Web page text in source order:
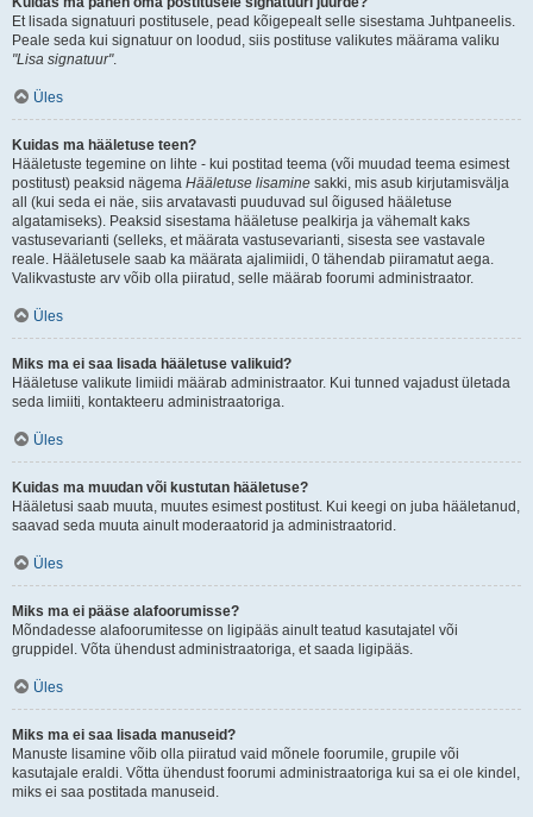
Et lisada signatuuri postitusele, pead kõigepealt selle sisestama Juhtpaneelis.
Peale seda kui signatuur on loodud, siis postituse valikutes määrama valiku
"Lisa signatuur".
Üles
Kuidas ma hääletuse teen?
Hääletuste tegemine on lihte - kui postitad teema (või muudad teema esimest
postitust) peaksid nägema Hääletuse lisamine sakki, mis asub kirjutamisvälja
all (kui seda ei näe, siis arvatavasti puuduvad sul õigused hääletuse
algatamiseks). Peaksid sisestama hääletuse pealkirja ja vähemalt kaks
vastusevarianti (selleks, et määrata vastusevarianti, sisesta see vastavale
reale. Hääletusele saab ka määrata ajalimiidi, 0 tähendab piiramatut aega.
Valikvastuste arv võib olla piiratud, selle määrab foorumi administraator.
Üles
Miks ma ei saa lisada hääletuse valikuid?
Hääletuse valikute limiidi määrab administraator. Kui tunned vajadust ületada
seda limiiti, kontakteeru administraatoriga.
Üles
Kuidas ma muudan või kustutan hääletuse?
Hääletusi saab muuta, muutes esimest postitust. Kui keegi on juba hääletanud,
saavad seda muuta ainult moderaatorid ja administraatorid.
Üles
Miks ma ei pääse alafoorumisse?
Mõndadesse alafoorumitesse on ligipääs ainult teatud kasutajatel või
gruppidel. Võta ühendust administraatoriga, et saada ligipääs.
Üles
Miks ma ei saa lisada manuseid?
Manuste lisamine võib olla piiratud vaid mõnele foorumile, grupile või
kasutajale eraldi. Võtta ühendust foorumi administraatoriga kui sa ei ole kindel,
miks ei saa postitada manuseid.